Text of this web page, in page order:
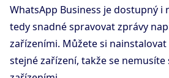
WhatsApp Business je dostupný i
tedy snadné spravovat zprávy
zařízeními. Můžete si nainstalovat
stejné zařízení, takže se